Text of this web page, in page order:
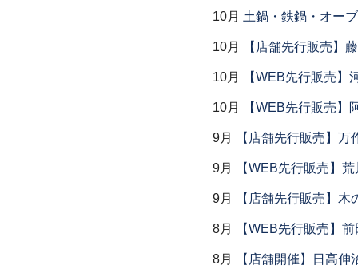
10月 土鍋・鉄鍋・オー
10月 【店舗先行販売】
10月 【WEB先行販売】
10月 【WEB先行販売】
9月 【店舗先行販売】万
9月 【WEB先行販売】
9月 【店舗先行販売】木
8月 【WEB先行販売】
8月 【店舗開催】日高